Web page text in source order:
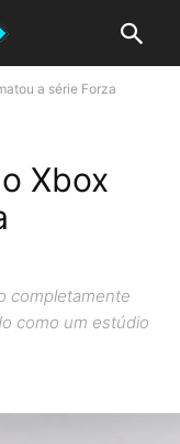
a série Forza
Xbox
completamente
como um estúdio